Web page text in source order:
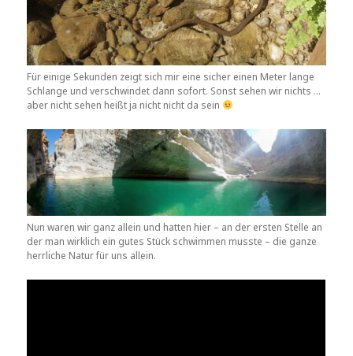
Für einige Sekunden zeigt sich mir eine sicher einen Meter lange
Schlange und verschwindet dann sofort. Sonst sehen wir nichts …
aber nicht sehen heißt ja nicht nicht da sein
Nun waren wir ganz allein und hatten hier – an der ersten Stelle an
der man wirklich ein gutes Stück schwimmen musste – die ganze
herrliche Natur für uns allein.